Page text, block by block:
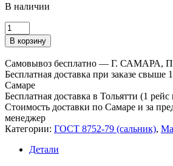
В наличии
Количество
товара
Манжета
арм.
2-
35х55х10
ТC
В корзину
Самовывоз бесплатно — Г.
Бесплатная доставка при заказе свыше
Самаре
Бесплатная доставка в Тольятти (1
Стоимость доставки по Самаре и за
менеджер
Категории: ГОСТ 8752-79 (сальник),
Детали